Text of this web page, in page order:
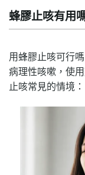
蜂膠止咳有用
用蜂膠止咳可行
病理性咳嗽，使
止咳常見的情境：